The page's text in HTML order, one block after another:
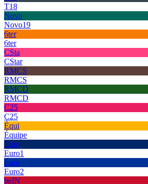
T18
Novo
Novo19
6ter
6ter
CSta
CStar
RMCS
RMCS
RMCD
RMCD
C25
C25
Équi
Équipe
Euro
Euro1
Euro
Euro2
beIN